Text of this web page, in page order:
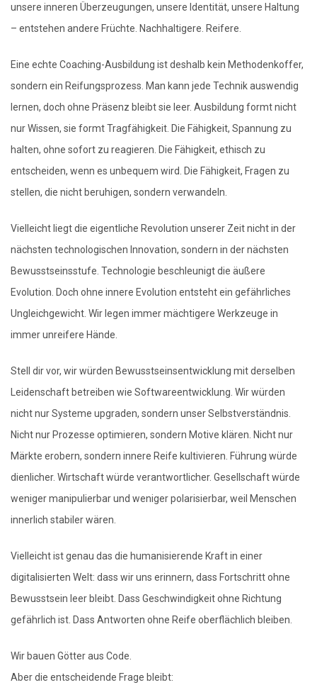
unsere inneren Überzeugungen, unsere Identität, unsere Haltung
– entstehen andere Früchte. Nachhaltigere. Reifere.
Eine echte Coaching-Ausbildung ist deshalb kein Methodenkoffer,
sondern ein Reifungsprozess. Man kann jede Technik auswendig
lernen, doch ohne Präsenz bleibt sie leer. Ausbildung formt nicht
nur Wissen, sie formt Tragfähigkeit. Die Fähigkeit, Spannung zu
halten, ohne sofort zu reagieren. Die Fähigkeit, ethisch zu
entscheiden, wenn es unbequem wird. Die Fähigkeit, Fragen zu
stellen, die nicht beruhigen, sondern verwandeln.
Vielleicht liegt die eigentliche Revolution unserer Zeit nicht in der
nächsten technologischen Innovation, sondern in der nächsten
Bewusstseinsstufe. Technologie beschleunigt die äußere
Evolution. Doch ohne innere Evolution entsteht ein gefährliches
Ungleichgewicht. Wir legen immer mächtigere Werkzeuge in
immer unreifere Hände.
Stell dir vor, wir würden Bewusstseinsentwicklung mit derselben
Leidenschaft betreiben wie Softwareentwicklung. Wir würden
nicht nur Systeme upgraden, sondern unser Selbstverständnis.
Nicht nur Prozesse optimieren, sondern Motive klären. Nicht nur
Märkte erobern, sondern innere Reife kultivieren. Führung würde
dienlicher. Wirtschaft würde verantwortlicher. Gesellschaft würde
weniger manipulierbar und weniger polarisierbar, weil Menschen
innerlich stabiler wären.
Vielleicht ist genau das die humanisierende Kraft in einer
digitalisierten Welt: dass wir uns erinnern, dass Fortschritt ohne
Bewusstsein leer bleibt. Dass Geschwindigkeit ohne Richtung
gefährlich ist. Dass Antworten ohne Reife oberflächlich bleiben.
Wir bauen Götter aus Code.
Aber die entscheidende Frage bleibt: